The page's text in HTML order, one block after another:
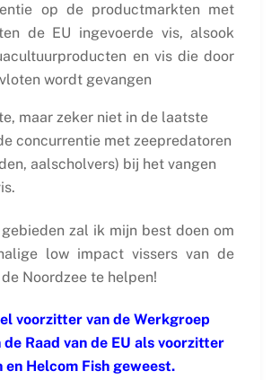
op de productmarkten met
de EU ingevoerde vis, alsook
en vis die door
wordt gevangen
maar zeker niet in de laatste
concurrentie met zeepredatoren
aalscholvers) bij het vangen
zal ik mijn best doen om
low impact vissers van de
Noordzee te helpen!
voorzitter van de Werkgroep
Raad van de EU als voorzitter
en Helcom Fish geweest.